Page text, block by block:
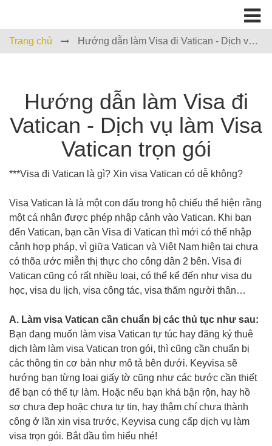
Trang chủ Hướng dẫn làm Visa đi Vatican - Dịch vụ
Hướng dẫn làm Visa đi
Vatican - Dịch vụ làm Visa
Vatican trọn gói
***Visa đi Vatican là gì? Xin visa Vatican có dễ không?
Visa Vatican là là một con dấu trong hộ chiếu thể hiện rằng
một cá nhân được phép nhập cảnh vào Vatican. Khi bạn
đến Vatican, bạn cần Visa đi Vatican thì mới có thể nhập
cảnh hợp pháp, vì giữa Vatican và Việt Nam hiện tại chưa
có thõa ước miễn thị thực cho công dân 2 bên. Visa đi
Vatican cũng có rất nhiều loại, có thể kể đến như visa du
học, visa du lịch, visa công tác, visa thăm người thân…
A. Làm visa Vatican cần chuẩn bị các thủ tục như sau:
Bạn đang muốn làm visa Vatican tự túc hay đăng ký thuê
dịch làm làm visa Vatican trọn gói, thì cũng cần chuẩn bị
các thông tin cơ bản như mô tả bên dưới. Keyvisa sẽ
hướng bạn từng loại giấy tờ cũng như các bước cần thiết
để bạn có thể tự làm. Hoặc nếu bạn khá bận rộn, hay hồ
sơ chưa đẹp hoặc chưa tự tin, hay thậm chí chưa thành
công ở lần xin visa trước, Keyvisa cung cấp dịch vụ làm
visa trọn gói. Bắt đầu tìm hiểu nhé!